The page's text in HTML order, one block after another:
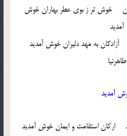
خوش تر ز بوی عطر بهاران خوش
آمدید
به مهد دلیران خوش آمدید
طاهرنیا
آمدید
ارکان استقامت و ایمان خوش آمدید